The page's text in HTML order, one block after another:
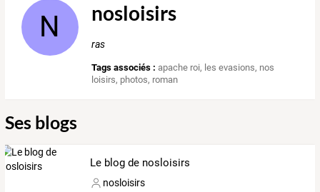
N nosloisirs
ras
Tags associés : apache roi, les evasions, nos
loisirs, photos, roman
Ses blogs
Le blog de nosloisirs
nosloisirs